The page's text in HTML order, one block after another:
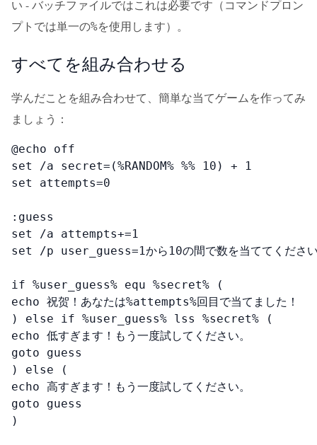
い - バッチファイルではこれは必要です（コマンドプロン
プトでは単一の%を使用します）。
すべてを組み合わせる
学んだことを組み合わせて、簡単な当てゲームを作ってみ
ましょう：
@echo off
set /a secret=(%RANDOM% %% 10) + 1
set attempts=0
:guess
set /a attempts+=1
set /p user_guess=1から10の間で数を当ててくださ
if %user_guess% equ %secret% (
echo 祝贺！あなたは%attempts%回目で当てました！
) else if %user_guess% lss %secret% (
echo 低すぎます！もう一度試してください。
goto guess
) else (
echo 高すぎます！もう一度試してください。
goto guess
)